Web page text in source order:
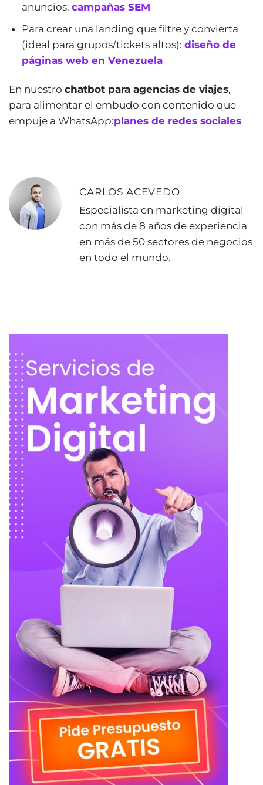
anuncios: campañas SEM
Para crear una landing que filtre y convierta
(ideal para grupos/tickets altos): diseño de
páginas web en Venezuela
En nuestro chatbot para agencias de viajes,
para alimentar el embudo con contenido que
empuje a WhatsApp:planes de redes sociales
CARLOS ACEVEDO
Especialista en marketing digital
con más de 8 años de experiencia
en más de 50 sectores de negocios
en todo el mundo.